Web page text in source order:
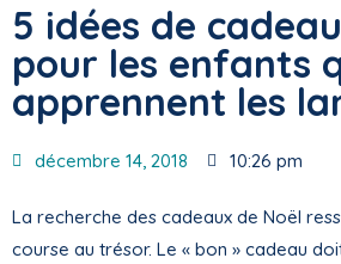
5 idées de
pour les enfants
apprennent les
décembre 14, 2018 10:26 pm
La recherche des cadeaux de Noël
course au trésor. Le « bon » cadeau